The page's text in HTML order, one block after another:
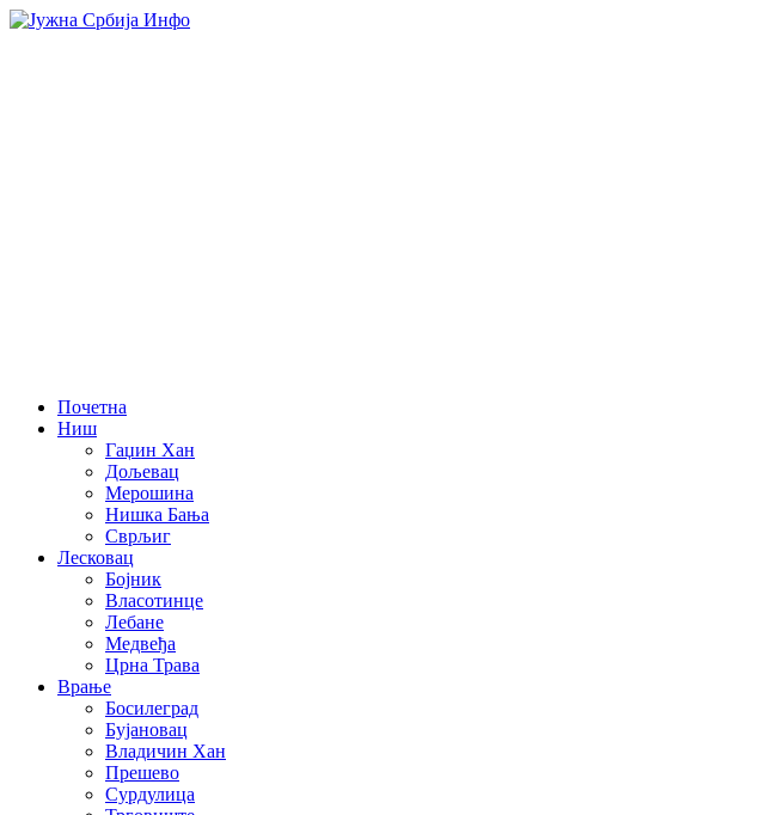
Почетна
Ниш
Гаџин Хан
Дољевац
Мерошина
Нишка Бања
Сврљиг
Лесковац
Бојник
Власотинце
Лебане
Медвеђа
Црна Трава
Врање
Босилеград
Бујановац
Владичин Хан
Прешево
Сурдулица